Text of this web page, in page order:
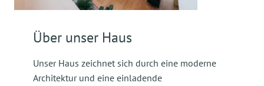
Über unser Haus
Unser Haus zeichnet sich durch eine moderne
Architektur und eine einladende